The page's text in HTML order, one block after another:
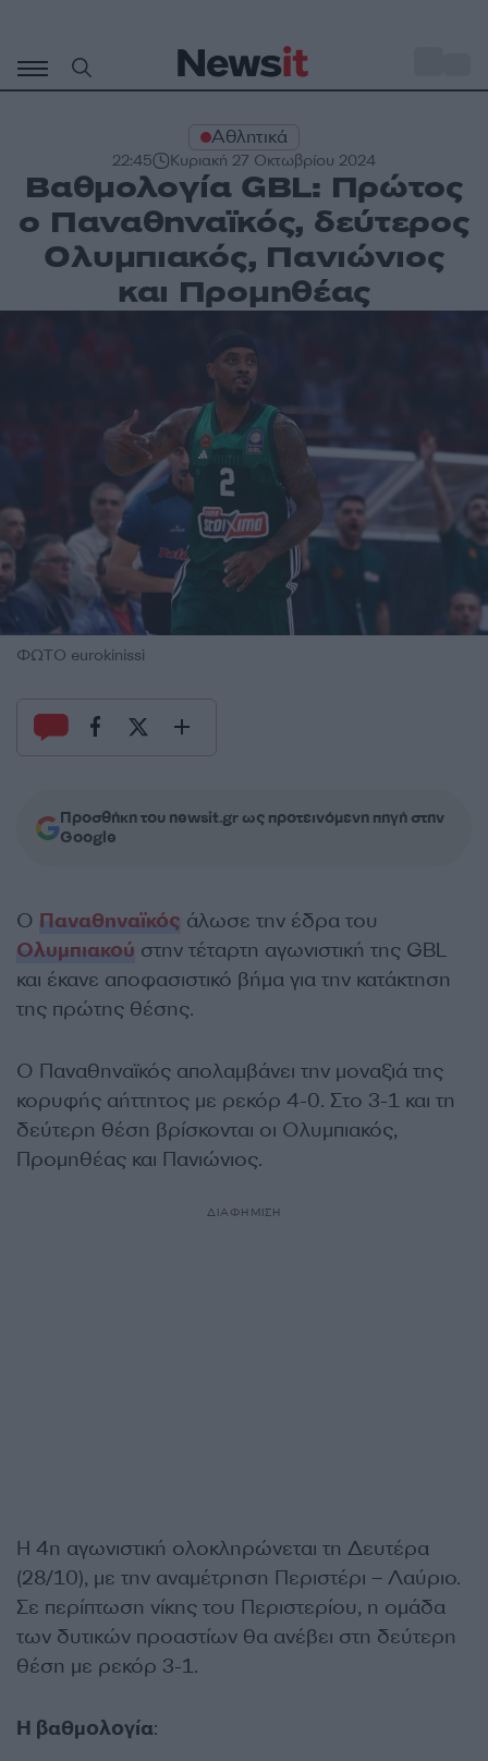
περιεχόμενο
Αθλητικά
22:45 Κυριακή 27 Οκτωβρίου 2024
Βαθμολογία GBL: Πρώτος
ο Παναθηναϊκός, δεύτερος
Ολυμπιακός, Πανιώνιος
και Προμηθέας
ΦΩΤΟ eurokinissi
Προσθήκη του newsit.gr ως προτεινόμενη πηγή στην
Google
Ο Παναθηναϊκός άλωσε την έδρα του
Ολυμπιακού στην τέταρτη αγωνιστική της GBL
και έκανε αποφασιστικό βήμα για την κατάκτηση
της πρώτης θέσης.
Ο Παναθηναϊκός απολαμβάνει την μοναξιά της
κορυφής αήττητος με ρεκόρ 4-0. Στο 3-1 και τη
δεύτερη θέση βρίσκονται οι Ολυμπιακός,
Προμηθέας και Πανιώνιος.
ΔΙΑΦΗΜΙΣΗ
Η 4η αγωνιστική ολοκληρώνεται τη Δευτέρα
(28/10), με την αναμέτρηση Περιστέρι – Λαύριο.
Σε περίπτωση νίκης του Περιστερίου, η ομάδα
των δυτικών προαστίων θα ανέβει στη δεύτερη
θέση με ρεκόρ 3-1.
Η βαθμολογία: